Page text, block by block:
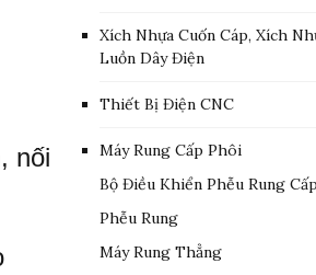
nối
Xích Nhựa Cuốn Cáp, Xích
Luồn Dây Điện
Thiết Bị Điện CNC
Máy Rung Cấp Phôi
Bộ Điều Khiển Phễu Rung
Phễu Rung
Máy Rung Thẳng